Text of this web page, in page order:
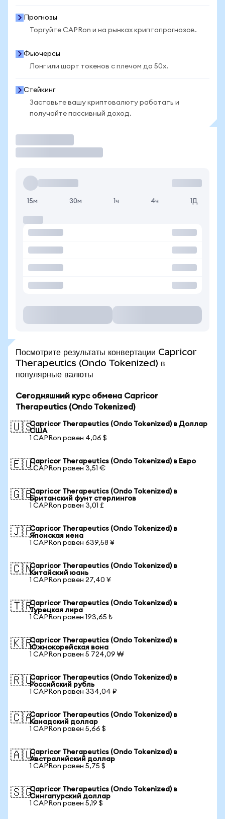
Прогнозы
Торгуйте CAPRon и на рынках криптопрогнозов.
Фьючерсы
Лонг или шорт токенов с плечом до 50x.
Стейкинг
Заставьте вашу криптовалюту работать и
получайте пассивный доход.
15м 30м 1ч 4ч 1Д
Посмотрите результаты конвертации Capricor
Therapeutics (Ondo Tokenized) в
популярные валюты
Сегодняшний курс обмена Capricor
Therapeutics (Ondo Tokenized)
🇺🇸Capricor Therapeutics (Ondo Tokenized) в Доллар
США
1 CAPRon равен 4,06 $
🇪🇺Capricor Therapeutics (Ondo Tokenized) в Евро
1 CAPRon равен 3,51 €
🇬🇧Capricor Therapeutics (Ondo Tokenized) в
Британский фунт стерлингов
1 CAPRon равен 3,01 £
🇯🇵Capricor Therapeutics (Ondo Tokenized) в
Японская иена
1 CAPRon равен 639,58 ¥
🇨🇳Capricor Therapeutics (Ondo Tokenized) в
Китайский юань
1 CAPRon равен 27,40 ¥
🇹🇷Capricor Therapeutics (Ondo Tokenized) в
Турецкая лира
1 CAPRon равен 193,65 ₺
🇰🇷Capricor Therapeutics (Ondo Tokenized) в
Южнокорейская вона
1 CAPRon равен 5 724,09 ₩
🇷🇺Capricor Therapeutics (Ondo Tokenized) в
Российский рубль
1 CAPRon равен 334,04 ₽
🇨🇦Capricor Therapeutics (Ondo Tokenized) в
Канадский доллар
1 CAPRon равен 5,66 $
🇦🇺Capricor Therapeutics (Ondo Tokenized) в
Австралийский доллар
1 CAPRon равен 5,75 $
🇸🇬Capricor Therapeutics (Ondo Tokenized) в
Сингапурский доллар
1 CAPRon равен 5,19 $